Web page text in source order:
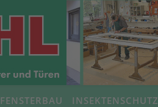
FENSTERBAU INSEKTENSCHUTZ